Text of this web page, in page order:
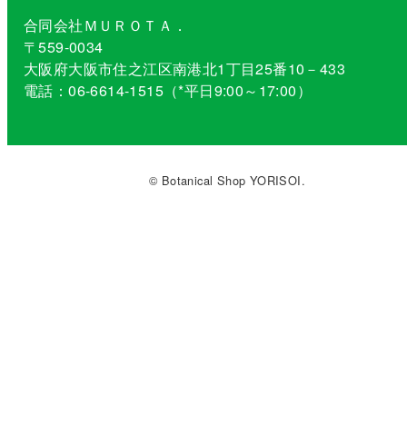
合同会社ＭＵＲＯＴＡ．
〒559-0034
大阪府大阪市住之江区南港北1丁目25番10－433
電話：06-6614-1515（*平日9:00～17:00）
© Botanical Shop YORISOI.